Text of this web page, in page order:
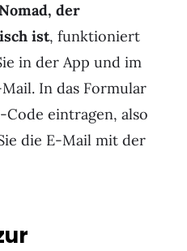
der
ist, funktioniert
in der App und im
In das Formular
Code eintragen, also
die E-Mail mit der